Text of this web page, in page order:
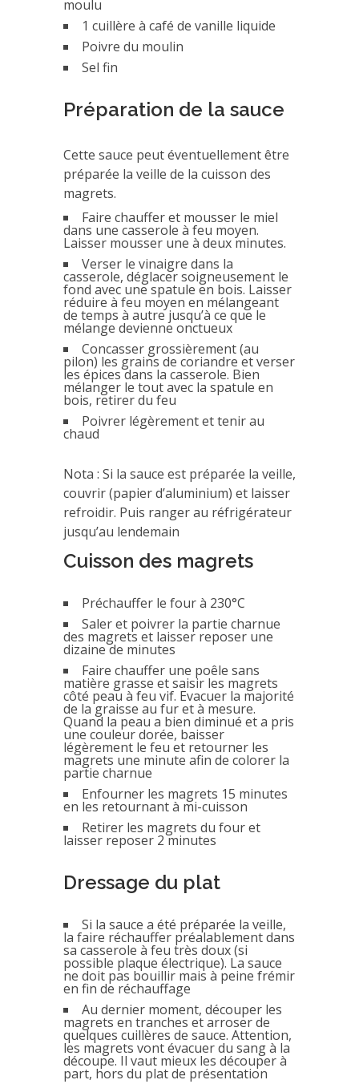
moulu
1 cuillère à café de vanille liquide
Poivre du moulin
Sel fin
Préparation de la sauce
Cette sauce peut éventuellement être
préparée la veille de la cuisson des
magrets.
Faire chauffer et mousser le miel
dans une casserole à feu moyen.
Laisser mousser une à deux minutes.
Verser le vinaigre dans la
casserole, déglacer soigneusement le
fond avec une spatule en bois. Laisser
réduire à feu moyen en mélangeant
de temps à autre jusqu’à ce que le
mélange devienne onctueux
Concasser grossièrement (au
pilon) les grains de coriandre et verser
les épices dans la casserole. Bien
mélanger le tout avec la spatule en
bois, retirer du feu
Poivrer légèrement et tenir au
chaud
Nota : Si la sauce est préparée la veille,
couvrir (papier d’aluminium) et laisser
refroidir. Puis ranger au réfrigérateur
jusqu’au lendemain
Cuisson des magrets
Préchauffer le four à 230°C
Saler et poivrer la partie charnue
des magrets et laisser reposer une
dizaine de minutes
Faire chauffer une poêle sans
matière grasse et saisir les magrets
côté peau à feu vif. Evacuer la majorité
de la graisse au fur et à mesure.
Quand la peau a bien diminué et a pris
une couleur dorée, baisser
légèrement le feu et retourner les
magrets une minute afin de colorer la
partie charnue
Enfourner les magrets 15 minutes
en les retournant à mi-cuisson
Retirer les magrets du four et
laisser reposer 2 minutes
Dressage du plat
Si la sauce a été préparée la veille,
la faire réchauffer préalablement dans
sa casserole à feu très doux (si
possible plaque électrique). La sauce
ne doit pas bouillir mais à peine frémir
en fin de réchauffage
Au dernier moment, découper les
magrets en tranches et arroser de
quelques cuillères de sauce. Attention,
les magrets vont évacuer du sang à la
découpe. Il vaut mieux les découper à
part, hors du plat de présentation